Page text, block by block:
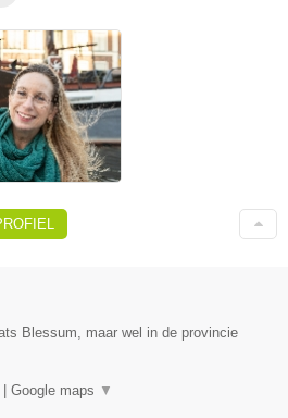
Blessum, maar wel in de provincie
Google maps ▼